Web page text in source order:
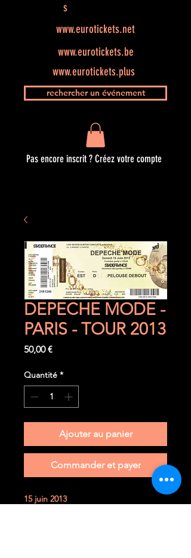
s
www.eurotickets.net
www.eurotickets.be
www.eurotickets.plus
rechercher un événement
Pas encore inscrit ? Créez votre compte
DEPECHE MODE -
PARIS - TOUR 2013
50,00 €Prix
Quantité *
Ajouter au panier
Commander et payer
15 juin 2013